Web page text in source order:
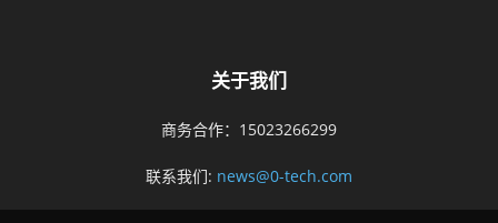
关于我们
商务合作：15023266299
联系我们: news@0-tech.com